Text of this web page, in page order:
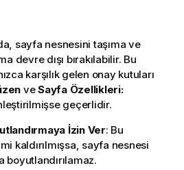
sayfa nesnesini taşıma ve
devre dışı bırakılabilir. Bu
karşılık gelen onay kutuları
veSayfa Özellikleri:
geçerlidir.
İzin Ver: Bu
kaldırılmışsa, sayfa nesnesi
boyutlandırılamaz.